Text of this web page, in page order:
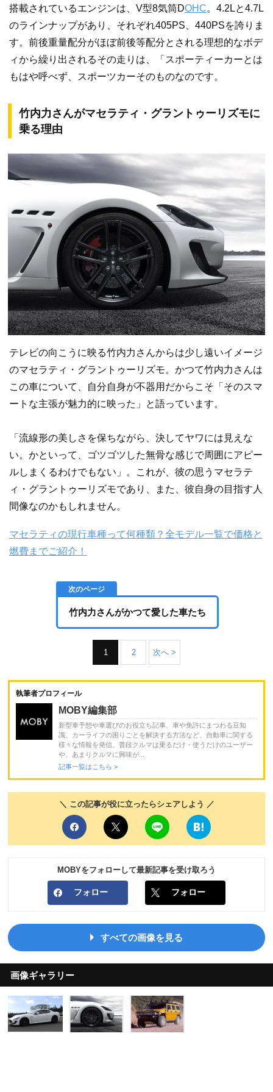
搭載されているエンジンは、V型8気筒DOHC。4.2Lと4.7L
のラインナップがあり、それぞれ405PS、440PSを誇りま
す。前後重量配分がほぼ前後等配分とされる理想的なボデ
ィから繰り出されるその走りは、「スポーティーカーとは
もはや呼べず、スポーツカーそのものなのです。
竹内力さんがマセラティ・グラントゥーリズモに
乗る理由
テレビの向こうに映る竹内力さんからは少し遠いイメージ
のマセラティ・グラントゥーリズモ。かつて竹内力さんは
この車について、自分自身が不器用だからこそ「そのスマ
ートな主張が魅力的に映った」と語っています。
「流線形の美しさを保ちながら、決してヤワには見えな
い。かといって、ゴツゴツした無骨な感じで周囲にアピー
ルしまくるわけでもない」。これが、彼の思うマセラテ
ィ・グラントゥーリズモであり、また、彼自身の目指す人
間像なのかもしれません。
マセラティの現行車種って何種類？全モデル一覧で価格と
燃費までご紹介！
竹内力さんがかつて愛した車たち
1 2 次へ >
執筆者プロフィール
MOBY編集部
新型車予想や車選びのお役立ち記事、車や免許にまつわる豆知
識、カーライフの困りごとを解決する方法など、自動車に関する
様々な情報を発信。普段クルマは乗るだけ・使うだけのユーザー
や、あまりクルマに興味が...
記事一覧はこちら >
＼ この記事が役に立ったらシェアしよう ／
MOBYをフォローして最新記事を受け取ろう
フォロー フォロー
すべての画像を見る
画像ギャラリー